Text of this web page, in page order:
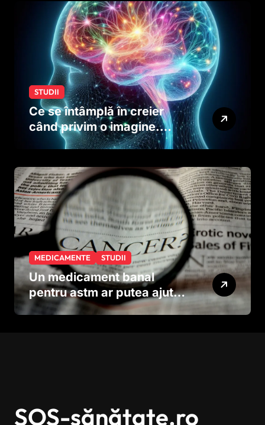
dinainte de naștere
STUDII
Ce se întâmplă în creier
când privim o imagine.
Studiul care explică rolul
MEDICAMENTE STUDII
Un medicament banal
pentru astm ar putea ajuta
în lupta împotriva
SOS-sănătate.ro